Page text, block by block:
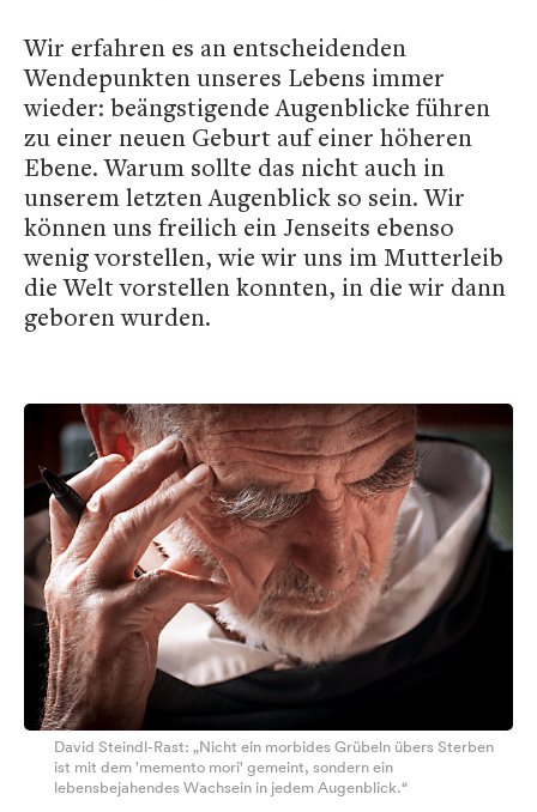
Wir erfahren es an entscheidenden
Wendepunkten unseres Lebens immer
wieder: beängstigende Augenblicke führen
zu einer neuen Geburt auf einer höheren
Ebene. Warum sollte das nicht auch in
unserem letzten Augenblick so sein. Wir
können uns freilich ein Jenseits ebenso
wenig vorstellen, wie wir uns im Mutterleib
die Welt vorstellen konnten, in die wir dann
geboren wurden.
David Steindl-Rast: „Nicht ein morbides Grübeln übers Sterben
ist mit dem 'memento mori' gemeint, sondern ein
lebensbejahendes Wachsein in jedem Augenblick.“